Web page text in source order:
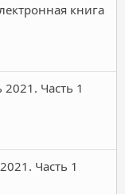
книга
Часть 1
Часть 1